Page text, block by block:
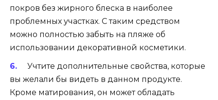
покров без жирного блеска в наиболее
проблемных участках. С таким средством
можно полностью забыть на пляже об
использовании декоративной косметики.
Учтите дополнительные свойства, которые
вы желали бы видеть в данном продукте.
Кроме матирования, он может обладать